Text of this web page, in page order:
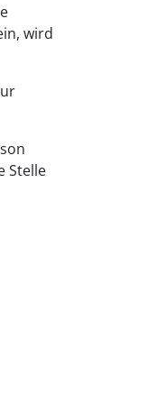
wird
Stelle